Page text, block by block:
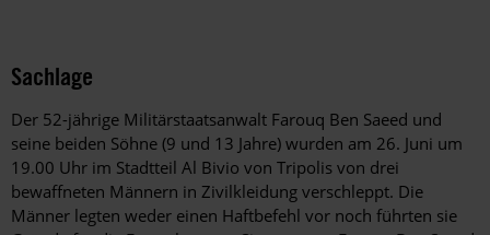
Sachlage
Der 52-jährige Militärstaatsanwalt Farouq Ben Saeed und
seine beiden Söhne (9 und 13 Jahre) wurden am 26. Juni um
19.00 Uhr im Stadtteil Al Bivio von Tripolis von drei
bewaffneten Männern in Zivilkleidung verschleppt. Die
Männer legten weder einen Haftbefehl vor noch führten sie